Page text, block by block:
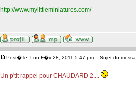
http://www.mylittleminiatures.com/
Post� le: Lun F�v 28, 2011 5:47 pm Sujet du
Un p'tit rappel pour CHAUDARD 2....